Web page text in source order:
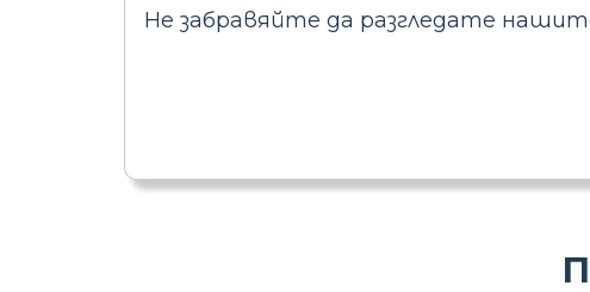
Не забравяйте да разгледате